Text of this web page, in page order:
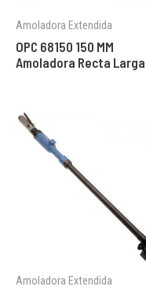
Amoladora Extendida
OPC 68150 150 MM
Amoladora Recta Larga
Amoladora Extendida